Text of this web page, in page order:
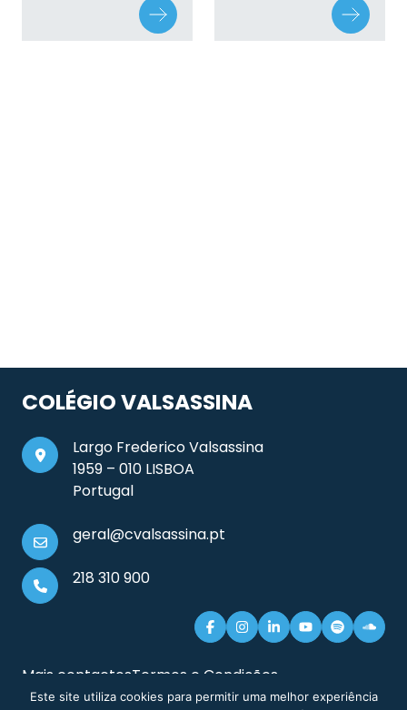
COLÉGIO VALSASSINA
Largo Frederico Valsassina
1959 – 010 LISBOA
Portugal
geral@cvalsassina.pt
218 310 900
Mais contactosTermos e Condições
Documentos e Informação LegalSitemap
Este site utiliza cookies para permitir uma melhor experiência